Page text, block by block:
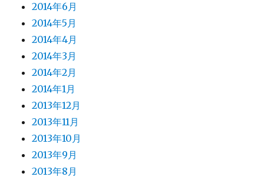
2014年6月
2014年5月
2014年4月
2014年3月
2014年2月
2014年1月
2013年12月
2013年11月
2013年10月
2013年9月
2013年8月